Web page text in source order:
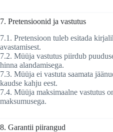
7. Pretensioonid ja vastutus
7.1. Pretensioon tuleb esitada
avastamisest.
7.2. Müüja vastutus piirdub
hinna alandamisega.
7.3. Müüja ei vastuta saamata
kaudse kahju eest.
7.4. Müüja maksimaalne vastutus
maksumusega.
8. Garantii piirangud